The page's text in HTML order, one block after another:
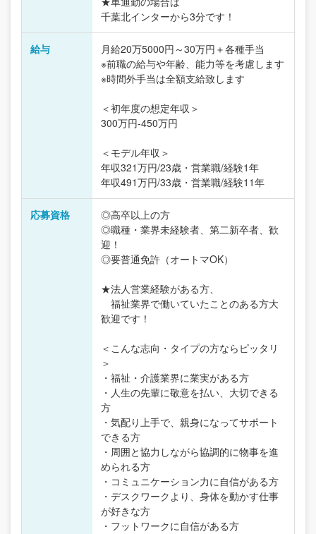
千葉北インターから3分です！
給与
月給20万5000円～30万円＋各種手当
※前職の給与や年齢、能力等を考慮します
※時間外手当は全額支給致します
＜初年度の想定年収＞
300万円-450万円
＜モデル年収＞
年収321万円/23歳・営業職/経験1年
年収491万円/33歳・営業職/経験11年
応募資格
◎高卒以上の方
◎職種・業界未経験者、第二新卒者、歓
迎！
◎要普通免許（オートマOK）
★法人営業経験がある方、
福祉業界で働いていたことのある方大
歓迎です！
＜こんな志向・タイプの方ならピッタリ
＞
・福祉・介護業界に業実がある方
・人生の先輩に敬意を払い、大切できる
方
・気配り上手で、親身になってサポート
できる方
・周囲と協力しながら協調的に物事を進
められる方
・コミュニケーション力に自信がある方
・デスクワークより、身体を動かす仕事
が好きな方
・フットワークに自信がある方